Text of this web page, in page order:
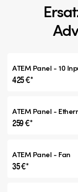
ATEM Panel - 10
425 €*
ATEM Panel -
259 €*
ATEM Panel - Fan
35 €*